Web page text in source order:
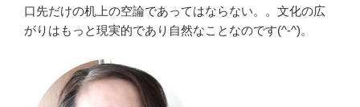
口先だけの机上の空論であってはならない。。文化の広
がりはもっと現実的であり自然なことなのです(^-^)。